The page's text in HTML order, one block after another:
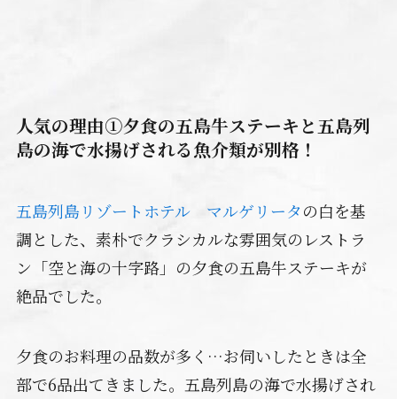
人気の理由①夕食の五島牛ステーキと五島列
島の海で水揚げされる魚介類が別格！
五島列島リゾートホテル マルゲリータの白を基
調とした、素朴でクラシカルな雰囲気のレストラ
ン「空と海の十字路」の夕食の五島牛ステーキが
絶品でした。
夕食のお料理の品数が多く…お伺いしたときは全
部で6品出てきました。五島列島の海で水揚げされ